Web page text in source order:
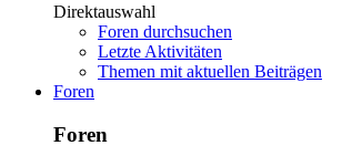
Direktauswahl
Foren durchsuchen
Letzte Aktivitäten
Themen mit aktuellen Beiträgen
Foren
Foren